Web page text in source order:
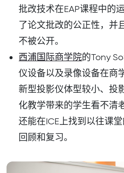
批改技术在EAP课程中的
了论文批改的公正性，并
不被公开。
西浦国际商学院的Tony
仪设备以及录像设备在商
新型投影仪体型较小、投
化教学带来的学生看不清
还能在ICE上找到以往课
回顾和复习。